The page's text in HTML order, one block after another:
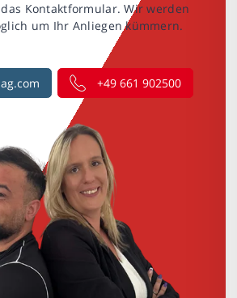
Kontaktformular. Wir werden
um Ihr Anliegen kümmern.
+49 661 902500